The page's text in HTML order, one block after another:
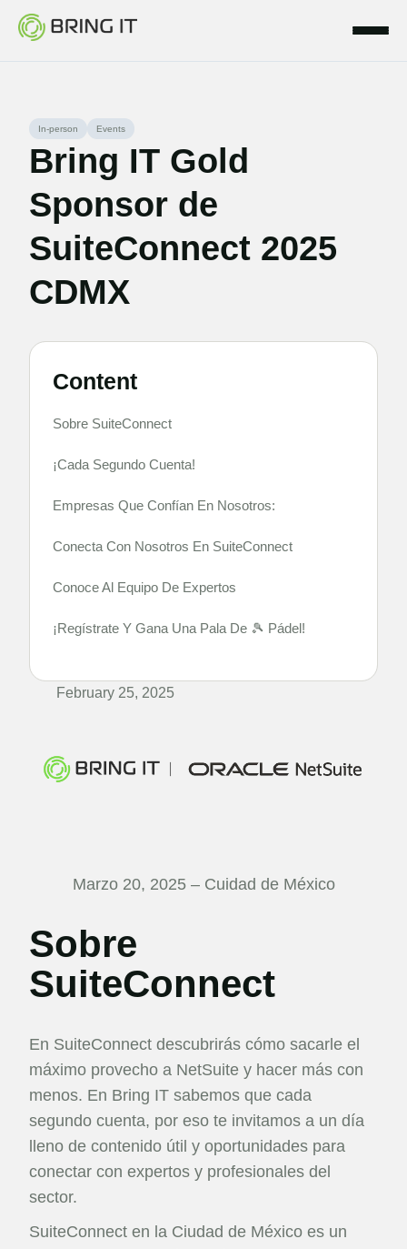
content
In-person Events
Bring IT Gold
Sponsor de
SuiteConnect 2025
CDMX
Content
Sobre SuiteConnect
¡Cada Segundo Cuenta!
Empresas Que Confían En Nosotros:
Conecta Con Nosotros En SuiteConnect
Conoce Al Equipo De Expertos
¡Regístrate Y Gana Una Pala De 🎾 Pádel!
February 25, 2025
Marzo 20, 2025 – Cuidad de México
Sobre
SuiteConnect
En SuiteConnect descubrirás cómo sacarle el
máximo provecho a NetSuite y hacer más con
menos. En Bring IT sabemos que cada
segundo cuenta, por eso te invitamos a un día
lleno de contenido útil y oportunidades para
conectar con expertos y profesionales del
sector.
SuiteConnect en la Ciudad de México es un